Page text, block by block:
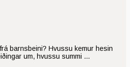
barnsbeini? Hvussu kemur hesin
um, hvussu summi …